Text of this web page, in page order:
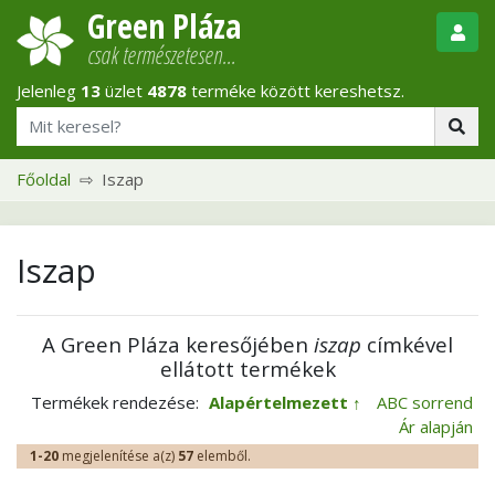
Green Pláza
csak természetesen…
Jelenleg 13 üzlet 4878 terméke között kereshetsz.
Főoldal Iszap
Iszap
A Green Pláza keresőjében iszap címkével
ellátott termékek
Termékek rendezése: Alapértelmezett
ABC sorrend
Ár alapján
1-20 megjelenítése a(z) 57 elemből.